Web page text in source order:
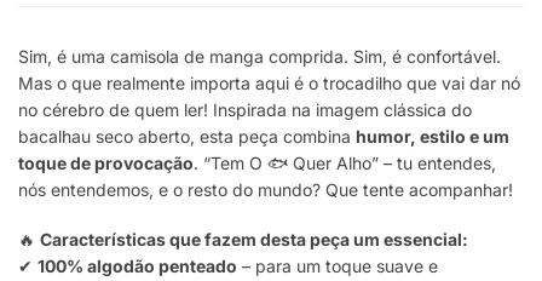
Sim, é uma camisola de manga comprida. Sim, é confortável.
Mas o que realmente importa aqui é o trocadilho que vai dar nó
no cérebro de quem ler! Inspirada na imagem clássica do
bacalhau seco aberto, esta peça combina humor, estilo e um
toque de provocação. “Tem O 🐟 Quer Alho” – tu entendes,
nós entendemos, e o resto do mundo? Que tente acompanhar!
🔥 Características que fazem desta peça um essencial:
✔ 100% algodão penteado – para um toque suave e